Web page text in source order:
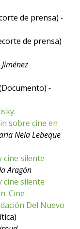
de prensa) -
de prensa)
-
sobre cine en
Nela Lebeque
cine silente
Aragón
cine silente
Cine
Del Nuevo